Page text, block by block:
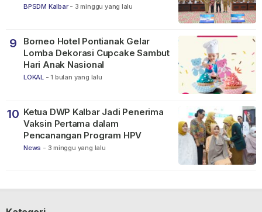
BPSDM Kalbar - 3 minggu yang lalu
9
Borneo Hotel Pontianak Gelar
Lomba Dekorasi Cupcake Sambut
Hari Anak Nasional
LOKAL - 1 bulan yang lalu
10 Ketua DWP Kalbar Jadi Penerima
Vaksin Pertama dalam
Pencanangan Program HPV
News - 3 minggu yang lalu